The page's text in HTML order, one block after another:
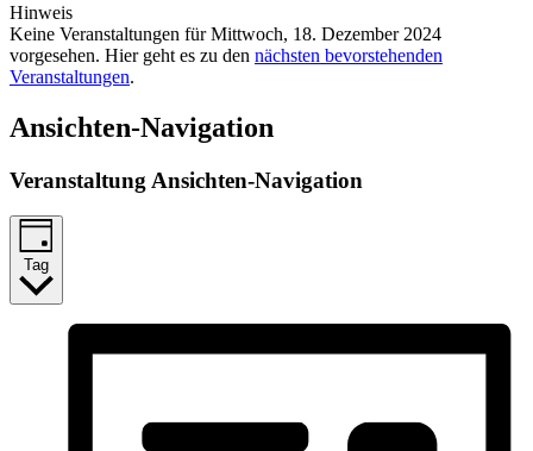
Hinweis
Keine Veranstaltungen für Mittwoch, 18. Dezember 2024
vorgesehen. Hier geht es zu den nächsten bevorstehenden
Veranstaltungen.
Ansichten-Navigation
Veranstaltung Ansichten-Navigation
Tag